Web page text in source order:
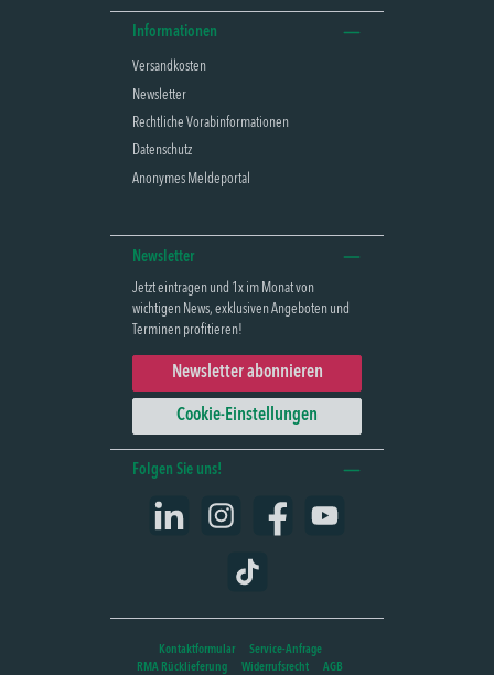
Informationen
Versandkosten
Newsletter
Rechtliche Vorabinformationen
Datenschutz
Anonymes Meldeportal
Newsletter
Jetzt eintragen und 1x im Monat von
wichtigen News, exklusiven Angeboten und
Terminen profitieren!
Newsletter abonnieren
Cookie-Einstellungen
Folgen Sie uns!
Instagram Facebook YouTube
TikTok
Kontaktformular
Service-Anfrage
RMA Rücklieferung
Widerrufsrecht AGB